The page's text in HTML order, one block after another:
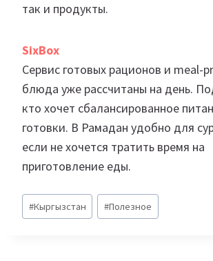
так и продукты.
SixBox
Сервис готовых рационов и meal-
блюда уже рассчитаны на день.
кто хочет сбалансированное
готовки. В Рамадан удобно для
если не хочется тратить время на
приготовление еды.
Метки
записи:
#Кыргызстан #Полезное